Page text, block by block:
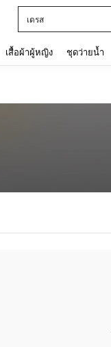
เดรส
เสื้อผ้าผู้หญิง ชุดว่ายน้ำ